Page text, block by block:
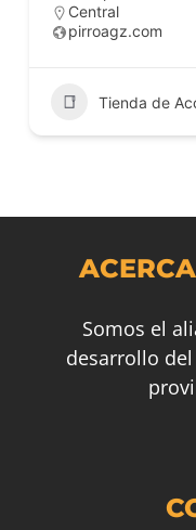
Central
pirroagz.com
Tienda de
Somos el
desarrollo